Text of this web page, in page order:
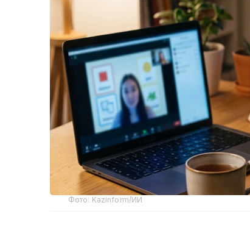
Фото: Kazinform/ИИ